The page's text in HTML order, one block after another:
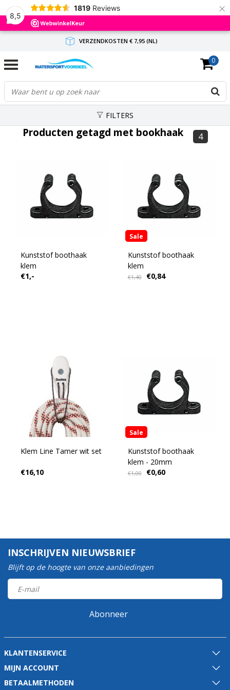
8,5
1819 Reviews ×
VERZENDKOSTEN € 7,95 (NL)
GRATIS VERZENDING(NL) VANAF € 65,-
BINNEN 1-3 WERKDAGEN ANTWOORD
0
FILTERS
Producten getagd met bookhaak 4
Kunststof boothaak
klem
€1,-
Sale
Kunststof boothaak
klem
€1,40 €0,84
Klem Line Tamer wit set
€16,10
Sale
Kunststof boothaak
klem - 20mm
€1,00 €0,60
INSCHRIJVEN NIEUWSBRIEF
Blijft op de hoogte van onze aanbiedingen
Abonneer
KLANTENSERVICE
MIJN ACCOUNT
BETAALMETHODEN